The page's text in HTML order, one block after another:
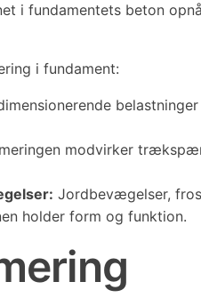
i fundamentets beton
i fundament:
modvirker
Jordbevægelser,
holder form og funktion.